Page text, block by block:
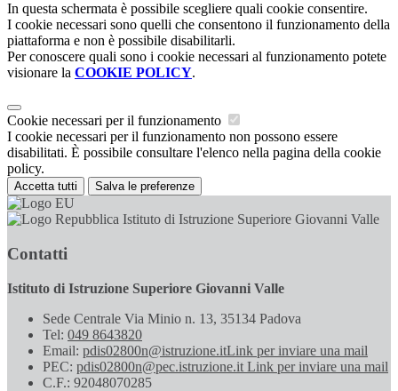
In questa schermata è possibile scegliere quali cookie consentire.
I cookie necessari sono quelli che consentono il funzionamento della
piattaforma e non è possibile disabilitarli.
Per conoscere quali sono i cookie necessari al funzionamento potete
visionare la COOKIE POLICY.
Cookie necessari per il funzionamento
I cookie necessari per il funzionamento non possono essere
disabilitati. È possibile consultare l'elenco nella pagina della cookie
policy.
Accetta tutti Salva le preferenze
Istituto di Istruzione Superiore Giovanni Valle
Contatti
Istituto di Istruzione Superiore Giovanni Valle
Sede Centrale Via Minio n. 13, 35134 Padova
Tel: 049 8643820
Email: pdis02800n@istruzione.itLink per inviare una mail
PEC: pdis02800n@pec.istruzione.it Link per inviare una mail
C.F.: 92048070285